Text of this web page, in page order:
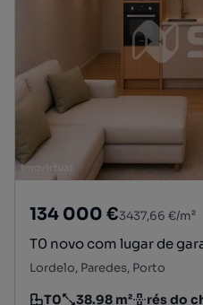
134 000 €3437,66 €/m²
T0 novo com lugar de
Lordelo, Paredes, Porto
T0 38.98 m² rés do